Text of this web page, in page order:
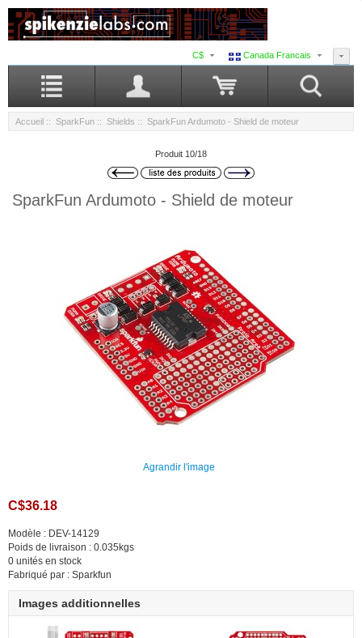
Canada Francais
C$
Accueil :: SparkFun :: Shields :: SparkFun Ardumoto - Shield de moteur
Produit 10/18
SparkFun Ardumoto - Shield de moteur
Agrandir l'image
C$36.18
Modèle : DEV-14129
Poids de livraison : 0.035kgs
0 unités en stock
Fabriqué par : Sparkfun
Images additionnelles